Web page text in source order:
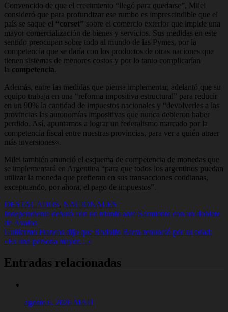
Convencido de que el crecimiento “llegó para quedarse”, Milei
consideró que para profundizar ese rumbo es imprescindible que el
país se saque el “corset” sobre el comercio exterior que impide una
mayor comercialización de bienes y servicios. Sus medidas en este
sentido preocupan sobre todo al mundo de las Pymes, por la
competencia que se daría con los productos de otras naciones que
tienen sistemas de menores costos y por lo tanto complicarían
la competencia.
Además, entre las medidas que piensa implementar, adelantó que su
equipo trabaja en una “reforma impositiva estructural” para reducir
en un 90% la cantidad de impuestos nacionales y “devolverles a las
provincias las autonomías impositivas que nunca debieron haber
perdido. Así, apuntamos a lograr un federalismo marcado por la
competencia fiscal entre nuestras provincias, para ver a quién atraer
más inversiones«.
Milei también anunció el esquema de competencia de monedas que
se implementará en Argentina “para que todos los argentinos puedan
utilizar la moneda que prefieran en sus transacciones cotidianas,
exceptuando, por ahora, el pago de impuestos”.
DESTACADOS, NACIONALES
Navegación
de
entradas
Independiente debutó con un triunfo ante Sarmiento con un doblete
de Ávalos
Guillermo Francos dijo que Rodolfo Barra renunció por su edad:
«Es una persona mayor…»
Entradas relacionadas
agosto 6, 2026 MAD